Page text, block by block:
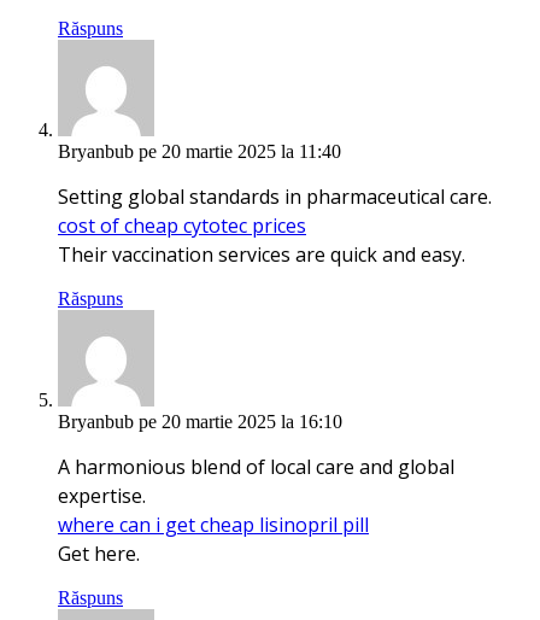
Răspuns
Bryanbub pe 20 martie 2025 la 11:40
Setting global standards in pharmaceutical care.
cost of cheap cytotec prices
Their vaccination services are quick and easy.
Răspuns
Bryanbub pe 20 martie 2025 la 16:10
A harmonious blend of local care and global
expertise.
where can i get cheap lisinopril pill
Get here.
Răspuns